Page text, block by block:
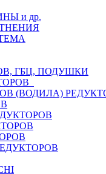
и др.
ГБЦ, ПОДУШКИ
(ВОДИЛА)